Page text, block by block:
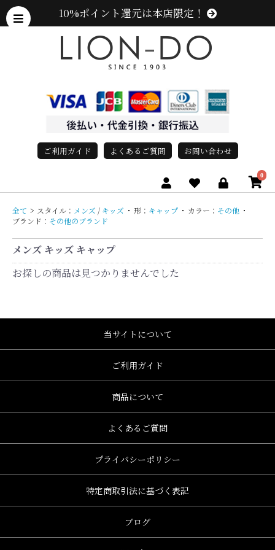
10%ポイント還元は本店限定！
ご利用ガイド よくあるご質問 お問い合わせ
0
全て > スタイル： メンズ / キッズ ・ 形： キャップ ・ カラー： その他 ・
ブランド： その他のブランド
メンズ キッズ キャップ
お探しの商品は見つかりませんでした
当サイトについて
ご利用ガイド
商品について
よくあるご質問
プライバシーポリシー
特定商取引法に基づく表記
ブログ